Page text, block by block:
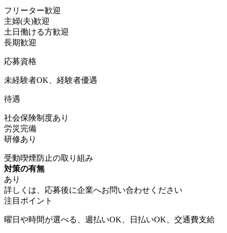
フリーター歓迎
主婦(夫)歓迎
土日働ける方歓迎
長期歓迎
応募資格
未経験者OK、経験者優遇
待遇
社会保険制度あり
労災完備
研修あり
受動喫煙防止の取り組み
対策の有無
あり
詳しくは、応募後に企業へお問い合わせください
注目ポイント
曜日や時間が選べる、週払いOK、日払いOK、交通費支給